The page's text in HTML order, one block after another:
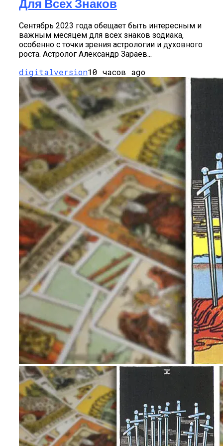
2023
Для Всех Знаков
Сентябрь 2023 года обещает быть интересным и
важным месяцем для всех знаков зодиака,
особенно с точки зрения астрологии и духовного
роста. Астролог Александр Зараев...
digitalversion10 часов ago